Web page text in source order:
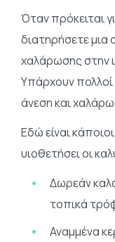
Όταν πρόκειται
διατηρήσετε μια
χαλάρωσης στην
Υπάρχουν
άνεση και
Εδώ είναι
υιοθετήσει οι
Δωρεάν
τοπικά
Αναμμένα